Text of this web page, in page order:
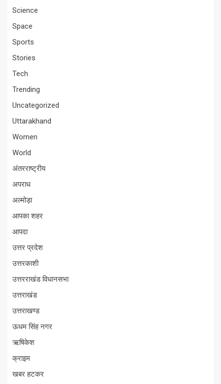
Science
Space
Sports
Stories
Tech
Trending
Uncategorized
Uttarakhand
Women
World
अंतरराष्ट्रीय
अपराध
अल्मोड़ा
आपका शहर
आपदा
उत्तर प्रदेश
उत्तरकाशी
उत्तरराखंड विधानसभा
उत्तराखंड
उत्तराखण्ड
ऊधम सिंह नगर
ऋषिकेश
क्राइम
खबर हटकर